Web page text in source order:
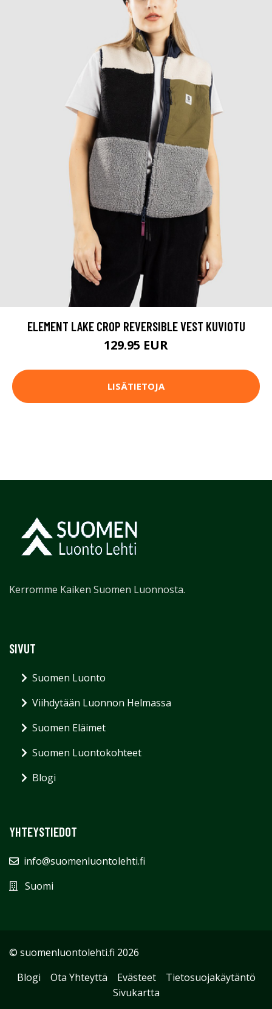
ELEMENT LAKE CROP REVERSIBLE VEST KUVIOTU
129.95 EUR
LISÄTIETOJA
Kerromme Kaiken Suomen Luonnosta.
SIVUT
Suomen Luonto
Viihdytään Luonnon Helmassa
Suomen Eläimet
Suomen Luontokohteet
Blogi
YHTEYSTIEDOT
info@suomenluontolehti.fi
Suomi
© suomenluontolehti.fi 2026
Blogi
Ota Yhteyttä Evästeet
Tietosuojakäytäntö
Sivukartta